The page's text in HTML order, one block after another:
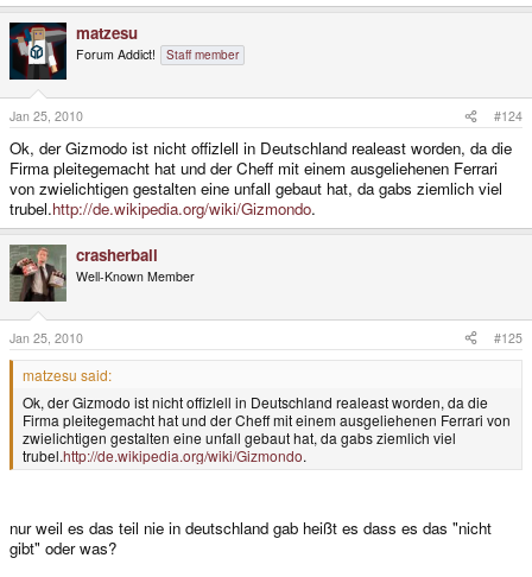
matzesu
Forum Addict! Staff member
Jan 25, 2010 #124
Ok, der Gizmodo ist nicht offizlell in Deutschland realeast worden, da die
Firma pleitegemacht hat und der Cheff mit einem ausgeliehenen Ferrari
von zwielichtigen gestalten eine unfall gebaut hat, da gabs ziemlich viel
trubel.http://de.wikipedia.org/wiki/Gizmondo.
crasherball
Well-Known Member
Jan 25, 2010 #125
matzesu said:
Ok, der Gizmodo ist nicht offizlell in Deutschland realeast worden, da die
Firma pleitegemacht hat und der Cheff mit einem ausgeliehenen Ferrari von
zwielichtigen gestalten eine unfall gebaut hat, da gabs ziemlich viel
trubel.http://de.wikipedia.org/wiki/Gizmondo.
nur weil es das teil nie in deutschland gab heißt es dass es das "nicht
gibt" oder was?